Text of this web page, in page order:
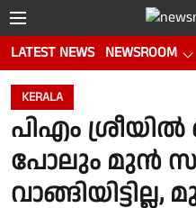
LATEST NEWS NEWSROOM
KERALA
പിഎം
പോലും മുൻ
വാങ്ങിയിട്ടില്ല,